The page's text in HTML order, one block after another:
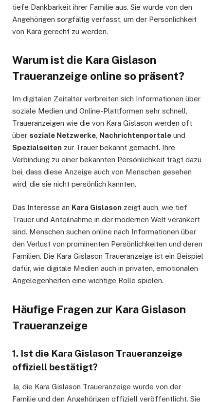
tiefe Dankbarkeit ihrer Familie aus. Sie wurde von den
Angehörigen sorgfältig verfasst, um der Persönlichkeit
von Kara gerecht zu werden.
Warum ist die Kara Gislason
Traueranzeige online so präsent?
Im digitalen Zeitalter verbreiten sich Informationen über
soziale Medien und Online-Plattformen sehr schnell.
Traueranzeigen wie die von Kara Gislason werden oft
über soziale Netzwerke Nachrichtenportale und
Spezialseiten zur Trauer bekannt gemacht. Ihre
Verbindung zu einer bekannten Persönlichkeit trägt dazu
bei, dass diese Anzeige auch von Menschen gesehen
wird, die sie nicht persönlich kannten.
Das Interesse an Kara Gislason zeigt auch, wie tief
Trauer und Anteilnahme in der modernen Welt verankert
sind. Menschen suchen online nach Informationen über
den Verlust von prominenten Persönlichkeiten und deren
Familien. Die Kara Gislason Traueranzeige ist ein Beispiel
dafür, wie digitale Medien auch in privaten, emotionalen
Angelegenheiten eine wichtige Rolle spielen.
Häufige Fragen zur Kara Gislason
Traueranzeige
1. Ist die Kara Gislason Traueranzeige
offiziell bestätigt?
Ja, die Kara Gislason Traueranzeige wurde von der
Familie und den Angehörigen offiziell veröffentlicht. Sie